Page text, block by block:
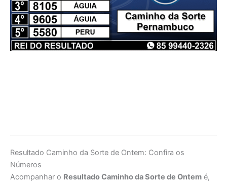
Resultado Caminho da Sorte de Ontem: Confira os
Números
Acompanhar o Resultado Caminho da Sorte de Ontem é,